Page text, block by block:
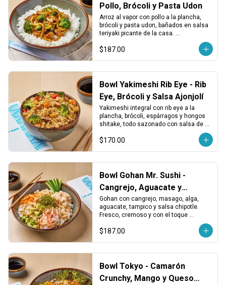
Pollo, Brócoli y Pasta Udon
Arroz al vapor con pollo a la plancha,
brócoli y pasta udon, bañados en salsa
teriyaki picante de la casa.
Sustancioso, sabroso y con un toque
spicy.
$187.00
Bowl Yakimeshi Rib Eye - Rib
Eye, Brócoli y Salsa Ajonjolí
Yakimeshi integral con rib eye a la
plancha, brócoli, espárragos y hongos
shitake, todo sazonado con salsa de
balanceado.
$170.00
Bowl Gohan Mr. Sushi -
Cangrejo, Aguacate y
Tampico
Gohan con cangrejo, masago, alga,
aguacate, tampico y salsa chipotle.
Fresco, cremoso y con el toque
$187.00
Bowl Tokyo - Camarón
Crunchy, Mango y Queso